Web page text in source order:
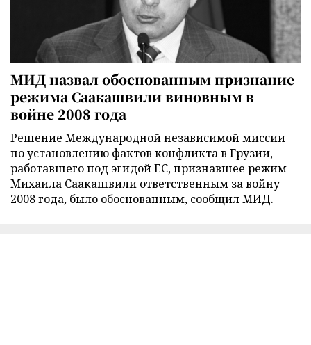
МИД назвал обоснованным признание
режима Саакашвили виновным в
войне 2008 года
Решение Международной независимой миссии
по установлению фактов конфликта в Грузии,
работавшего под эгидой ЕС, признавшее режим
Михаила Саакашвили ответственным за войну
2008 года, было обоснованным, сообщил МИД.